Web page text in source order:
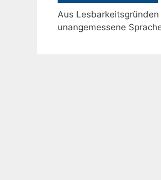
Aus
unangemessene